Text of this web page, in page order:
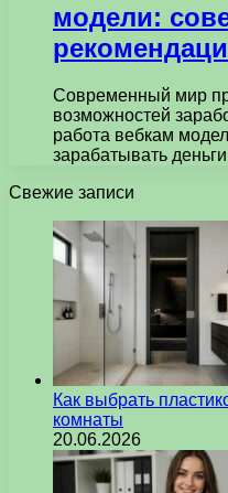
модели:
Современный мир
возможностей
работа вебкам
зарабатывать
Свежие записи
Как выбрать
комнаты
20.06.2026